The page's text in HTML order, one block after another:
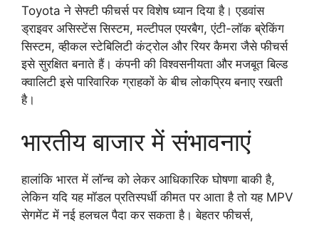
Toyota ने सेफ्टी फीचर्स पर विशेष ध्यान दिया है। एडवांस
ड्राइवर असिस्टेंस सिस्टम, मल्टीपल एयरबैग, एंटी-लॉक ब्रेकिंग
सिस्टम, व्हीकल स्टेबिलिटी कंट्रोल और रियर कैमरा जैसे फीचर्स
इसे सुरक्षित बनाते हैं। कंपनी की विश्वसनीयता और मजबूत बिल्ड
क्वालिटी इसे पारिवारिक ग्राहकों के बीच लोकप्रिय बनाए रखती
है।
भारतीय बाजार में संभावनाएं
हालांकि भारत में लॉन्च को लेकर आधिकारिक घोषणा बाकी है,
लेकिन यदि यह मॉडल प्रतिस्पर्धी कीमत पर आता है तो यह MPV
सेगमेंट में नई हलचल पैदा कर सकता है। बेहतर फीचर्स,